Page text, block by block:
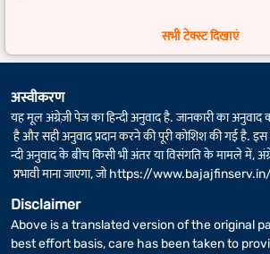
के लिए, अगर फिक्स्ड डिपॉज़िट की अवधि में
सभी टेक्स्ट दिखाएं
अस्वीकरण
यह मूल अंग्रेज़ी पेज का हिन्दी अनुवाद है. जानकारी का अनुवाद
है और सही अनुवाद प्रदान करने की पूरी कोशिश की गई है.
न्दी अनुवाद के बीच किसी भी अंतर या विसंगति के मामले में,
प्रभावी माना जाएगा, जोhttps://
Disclaimer
Above is a translated version of the original
best effort basis, care has been taken to